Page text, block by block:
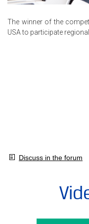
The winner of the
USA to participate
Discuss in the forum